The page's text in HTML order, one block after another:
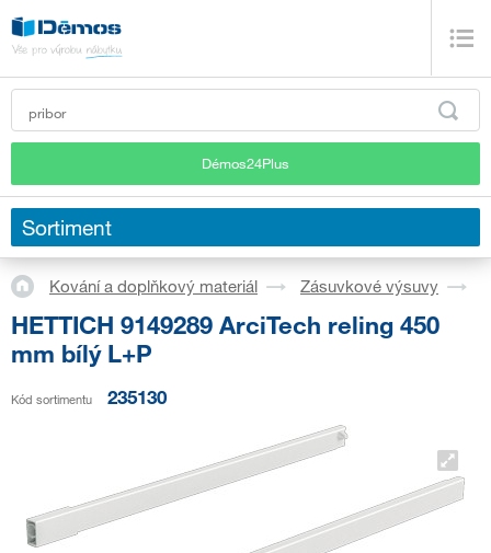
Démos24Plus
Sortiment
Kování a doplňkový materiál Zásuvkové výsuvy
HETTICH 9149289 ArciTech reling 450
mm bílý L+P
Kód sortimentu 235130